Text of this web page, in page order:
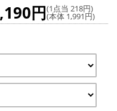
円(1点当 218円)
(本体 1,991円)